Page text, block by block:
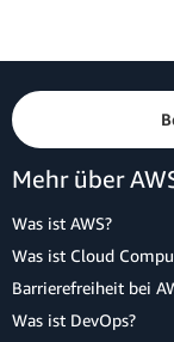
Mehr über
Was ist AWS?
Was ist Cloud
Barrierefreiheit bei
Was ist DevOps?